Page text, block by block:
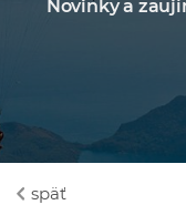
Novinky a
späť